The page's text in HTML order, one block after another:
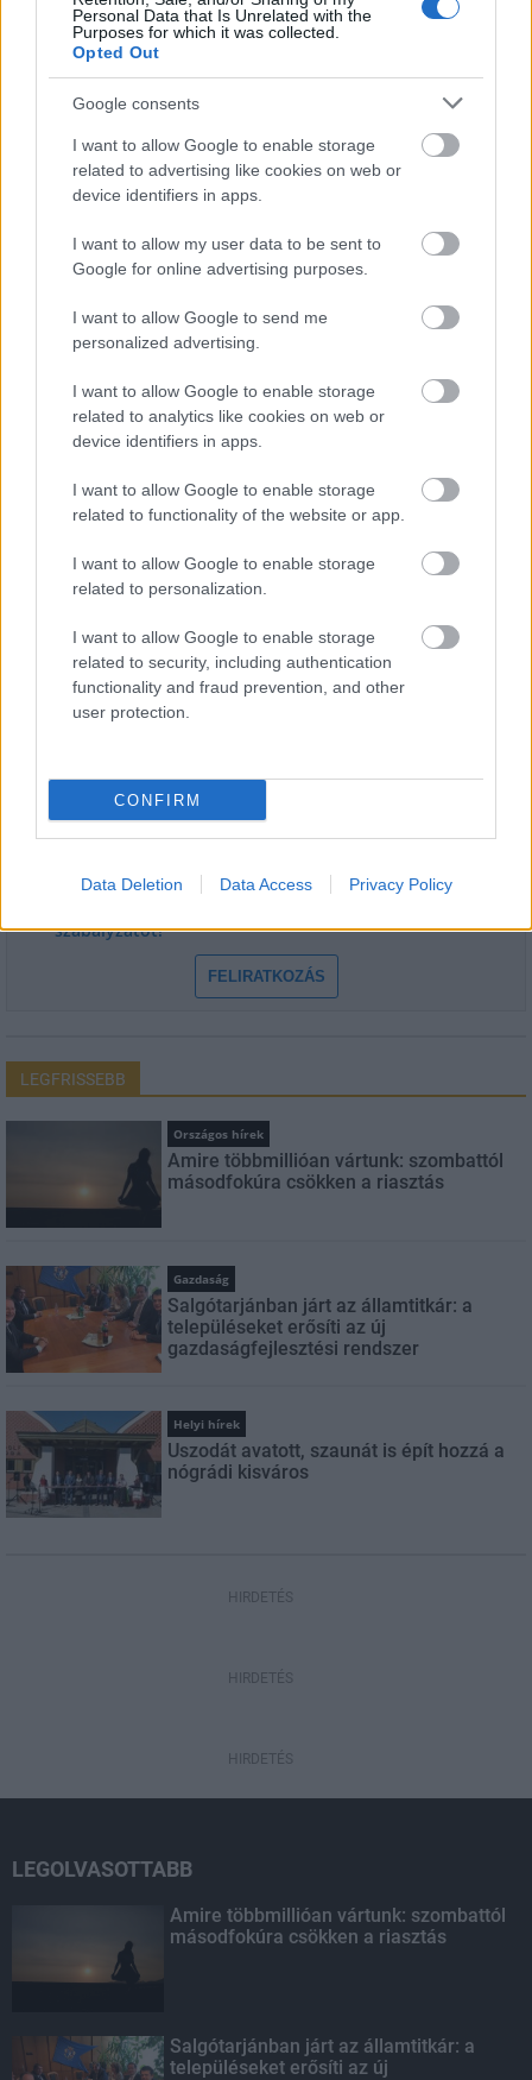
Personal Data that Is Unrelated with the
Purposes for which it was collected.
Opted Out
Google consents
I want to allow Google to enable storage
related to advertising like cookies on web or
device identifiers in apps.
I want to allow my user data to be sent to
Google for online advertising purposes.
I want to allow Google to send me
personalized advertising.
I want to allow Google to enable storage
related to analytics like cookies on web or
device identifiers in apps.
I want to allow Google to enable storage
related to functionality of the website or app.
I want to allow Google to enable storage
related to personalization.
I want to allow Google to enable storage
related to security, including authentication
functionality and fraud prevention, and other
user protection.
CONFIRM
Data Deletion Data Access Privacy Policy
szükség van. A Lindab légtechnikai rendszerei ezt a szemléletet
képviselik, mérhető eredményekkel alátámasztva.
Újragondolják Lipótváros rejtett, zöld
Történelmi táj, amelynek minden köve
mesél – megújul a tatai Angolkert
Bicske Kelet csomópont építése
Új gyalogosátkelők és jelzőlámpás
csomópont épül Angyalföldön
HÍRLEVÉL
E-mail cím
szabályzatot!
FELIRATKOZÁS
LEGFRISSEBB
Országos hírek
Amire többmillióan vártunk: szombattól
másodfokúra csökken a riasztás
Gazdaság
Salgótarjánban járt az államtitkár: a
településeket erősíti az új
gazdaságfejlesztési rendszer
Helyi hírek
Uszodát avatott, szaunát is épít hozzá a
nógrádi kisváros
HIRDETÉS
HIRDETÉS
HIRDETÉS
LEGOLVASOTTABB
Amire többmillióan vártunk: szombattól
másodfokúra csökken a riasztás
Salgótarjánban járt az államtitkár: a
településeket erősíti az új